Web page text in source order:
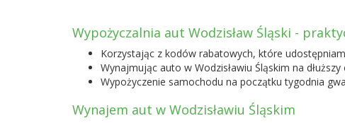
Wypożyczalnia aut Wodzisław Śląski -
Korzystając z kodów rabatowych, które
Wynajmując auto w Wodzisławiu Śląskim na
Wypożyczenie samochodu na początku tygodnia
Wynajem aut w Wodzisławiu Śląskim